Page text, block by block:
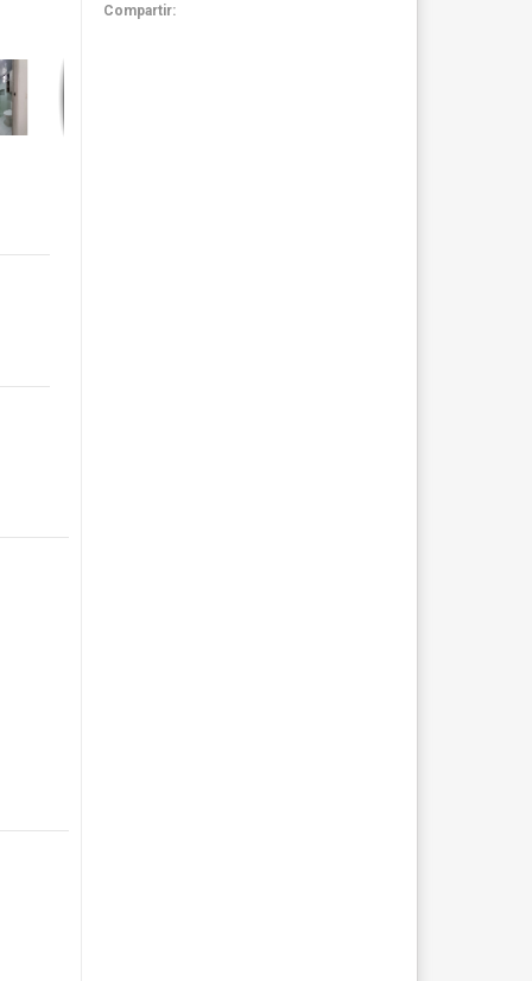
Compartir: